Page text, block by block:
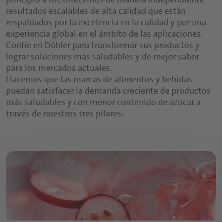
resultados escalables de alta calidad que están
respaldados por la excelencia en la calidad y por una
experiencia global en el ámbito de las aplicaciones.
Confíe en Döhler para transformar sus productos y
lograr soluciones más saludables y de mejor sabor
para los mercados actuales.
Hacemos que las marcas de alimentos y bebidas
puedan satisfacer la demanda creciente de productos
más saludables y con menor contenido de azúcar a
través de nuestros tres pilares: